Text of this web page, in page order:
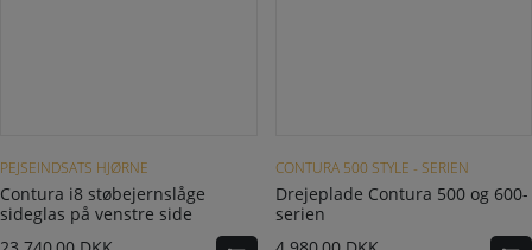
PEJSEINDSATS HJØRNE
Contura i8 støbejernslåge
sideglas på venstre side
CONTURA 500 STYLE - SERIEN
Drejeplade Contura 500 og 600-
serien